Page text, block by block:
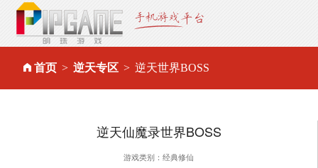
首页 逆天专区 逆天世界BOSS
逆天仙魔录世界BOSS
游戏类别：经典修仙